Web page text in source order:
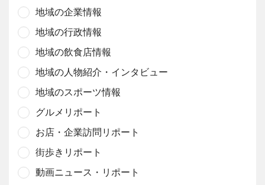
地域の企業情報
地域の行政情報
地域の飲食店情報
地域の人物紹介・インタビュー
地域のスポーツ情報
グルメリポート
お店・企業訪問リポート
街歩きリポート
動画ニュース・リポート